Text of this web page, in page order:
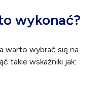
wykonać?
warto wybrać się na
takie wskaźniki jak: